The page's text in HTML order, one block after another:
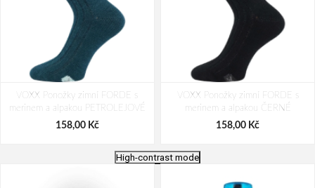
VOXX Ponožky zimní FORDE s
merinem a alpakou PETROLEJOVÉ
158,00 Kč
VOXX Ponožky zimní FORDE s
merinem a alpakou ČERNÉ
158,00 Kč
High-contrast mode